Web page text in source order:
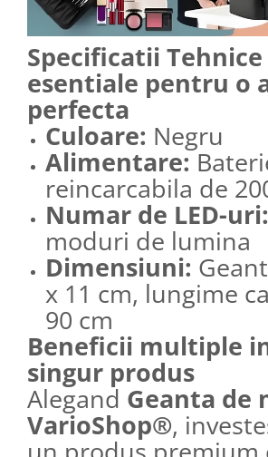
Specificatii Tehnice
esentiale pentru o
perfecta
Culoare: Negru
Alimentare:
reincarcabila de
Numar de LED-uri:
moduri de lumina
Dimensiuni:
x 11 cm, lungime
90 cm
Beneficii multiple
singur produs
Alegand Geanta de
VarioShop®,